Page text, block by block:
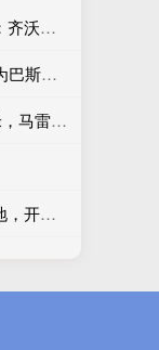
易倍策略 战曼城坚定国米边路两大决定：齐沃渴望新飞翼 优先度高于罗梅罗
金信达 国米铁卫离队倒计时，皇马准备为巴斯托尼花多少钱？
创达盈 热闻|点球崩盘！曼城2-4不敌国米，马雷斯卡执教生涯首秀无缘开门红
雅休配资 特朗普政府AI监管框架即将落地，开源模型合规问题悬而未决